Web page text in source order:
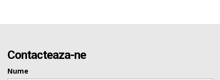
Contacteaza-ne
Nume